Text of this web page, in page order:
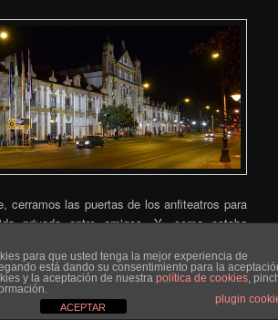
cerramos las puertas de los anfiteatros para
privada entre amigos. Y, como estaba
de carros en el circo, y nos creemos aún
Marcos, Anonimus, Juancar y yo a la
con todas las reglas de ampliaciones!”
para que usted tenga la mejor experiencia de
está dando su consentimiento para la
y la aceptación de nuestra política de cookies,
plugin
ACEPTAR